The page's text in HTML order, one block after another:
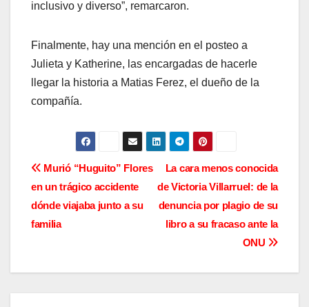
inclusivo y diverso”, remarcaron.
Finalmente, hay una mención en el posteo a
Julieta y Katherine, las encargadas de hacerle
llegar la historia a Matias Ferez, el dueño de la
compañía.
N
a
v
La cara menos conocida
de Victoria Villarruel: de la
denuncia por plagio de su
libro a su fracaso ante la
ONU
Murió “Huguito” Flores
en un trágico accidente
dónde viajaba junto a su
familia